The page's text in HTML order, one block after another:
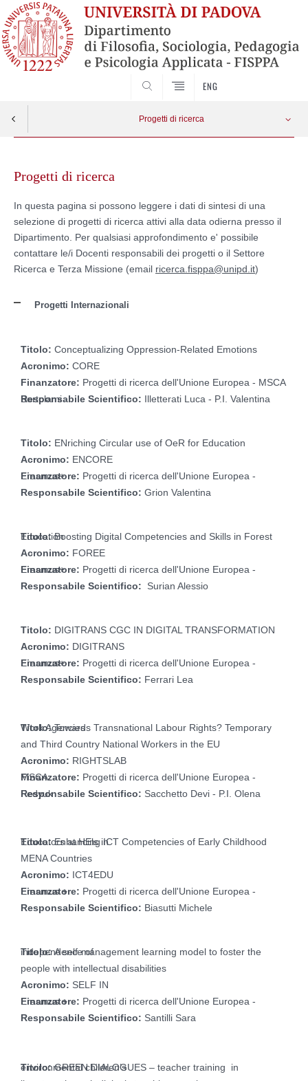
ENG
Progetti di ricerca
contentProgetti di ricerca
In questa pagina si possono leggere i dati di sintesi di una
selezione di progetti di ricerca attivi alla data odierna presso il
Dipartimento. Per qualsiasi approfondimento e' possibile
contattare le/i Docenti responsabili dei progetti o il Settore
Ricerca e Terza Missione (email ricerca.fisppa@unipd.it)
Progetti Internazionali
Titolo: Conceptualizing Oppression-Related Emotions
Acronimo: CORE
Finanzatore: Progetti di ricerca dell'Unione Europea - MSCA
Responsabile Scientifico:
Illetterati Luca - P.I. Valentina Bortolami
Titolo: ENriching Circular use of OeR for Education
Acronimo: ENCORE
Finanzatore:
Progetti di ricerca dell'Unione Europea - Erasmus+
Responsabile Scientifico: Grion Valentina
Titolo:
Boosting Digital Competencies and Skills in Forest Education
Acronimo: FOREE
Finanzatore:
Progetti di ricerca dell'Unione Europea - Erasmus+
Responsabile Scientifico: Surian Alessio
Titolo: DIGITRANS CGC IN DIGITAL TRANSFORMATION
Acronimo: DIGITRANS
Finanzatore:
Progetti di ricerca dell'Unione Europea - Erasmus+
Responsabile Scientifico: Ferrari Lea
Titolo:
Towards Transnational Labour Rights? Temporary Work Agencies
and Third Country National Workers in the EU
Acronimo: RIGHTSLAB
Finanzatore:
Progetti di ricerca dell'Unione Europea - MSCA
Responsabile Scientifico:
Sacchetto Devi - P.I. Olena Fedyuk
Titolo:
Enhancing ICT Competencies of Early Childhood Educators at HEls in
MENA Countries
Acronimo: ICT4EDU
Finanzatore:
Progetti di ricerca dell'Unione Europea - Erasmus +
Responsabile Scientifico: Biasutti Michele
Titolo:
A self-management learning model to foster the independence of
people with intellectual disabilities
Acronimo: SELF IN
Finanzatore:
Progetti di ricerca dell'Unione Europea - Erasmus +
Responsabile Scientifico: Santilli Sara
Titolo:
GREEN DIALOGUES – teacher training in environmental children’s